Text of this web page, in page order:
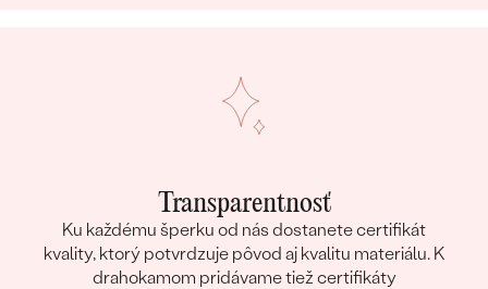
Transparentnosť
Ku každému šperku od nás dostanete certifikát
kvality, ktorý potvrdzuje pôvod aj kvalitu materiálu. K
drahokamom pridávame tiež certifikáty